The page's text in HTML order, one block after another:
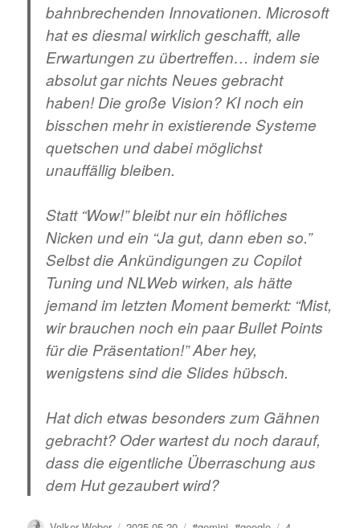
bahnbrechenden Innovationen. Microsoft
hat es diesmal wirklich geschafft, alle
Erwartungen zu übertreffen… indem sie
absolut gar nichts Neues gebracht
haben! Die große Vision? KI noch ein
bisschen mehr in existierende Systeme
quetschen und dabei möglichst
unauffällig bleiben.
Statt “Wow!” bleibt nur ein höfliches
Nicken und ein “Ja gut, dann eben so.”
Selbst die Ankündigungen zu Copilot
TuningundNLWeb wirken, als hätte
jemand im letzten Moment bemerkt: “Mist,
wir brauchen noch ein paar Bullet Points
für die Präsentation!” Aber hey,
wenigstens sind die Slides hübsch.
Hat dich etwas besonders zum Gähnen
gebracht? Oder wartest du noch darauf,
dass die eigentliche Überraschung aus
dem Hut gezaubert wird?